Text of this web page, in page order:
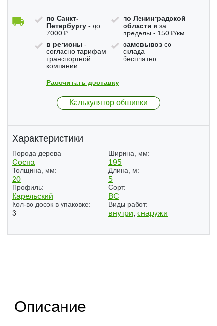
по Санкт-
Петербургу - до
7000 ₽
по Ленинградской
области и за
пределы - 150 ₽/км
в регионы -
согласно тарифам
транспортной
компании
самовывозсо
склада —
бесплатно
Рассчитать доставку
Калькулятор обшивки
Характеристики
Порода дерева:
Сосна
Ширина, мм:
195
Толщина, мм:
20
Длина, м:
5
Профиль:
Карельский
Сорт:
ВС
Кол-во досок в упаковке:
3
Виды работ:
внутри, снаружи
Описание